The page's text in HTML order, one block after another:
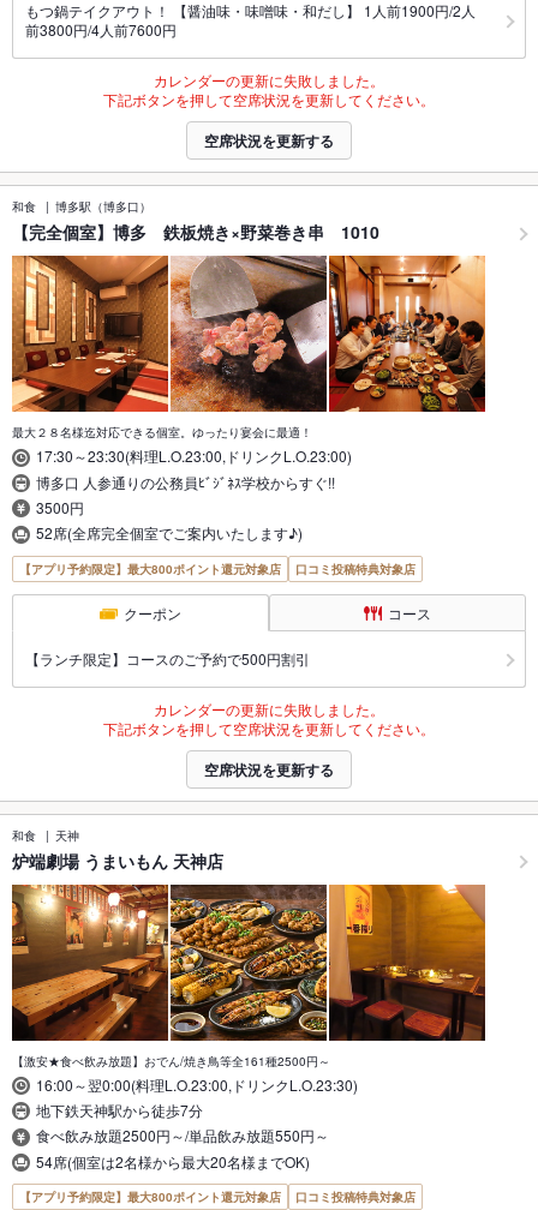
もつ鍋テイクアウト！ 【醤油味・味噌味・和だし】 1人前1900円/2人
前3800円/4人前7600円
カレンダーの更新に失敗しました。
下記ボタンを押して空席状況を更新してください。
空席状況を更新する
和食 博多駅（博多口）
【完全個室】博多 鉄板焼き×野菜巻き串 1010
最大２８名様迄対応できる個室。ゆったり宴会に最適！
17:30～23:30(料理L.O.23:00,ドリンクL.O.23:00)
博多口 人参通りの公務員ﾋﾞｼﾞﾈｽ学校からすぐ!!
3500円
52席(全席完全個室でご案内いたします♪)
【アプリ予約限定】最大800ポイント還元対象店 口コミ投稿特典対象店
クーポン コース
【ランチ限定】コースのご予約で500円割引
カレンダーの更新に失敗しました。
下記ボタンを押して空席状況を更新してください。
空席状況を更新する
和食 天神
炉端劇場 うまいもん 天神店
【激安★食べ飲み放題】おでん/焼き鳥等全161種2500円～
16:00～翌0:00(料理L.O.23:00,ドリンクL.O.23:30)
地下鉄天神駅から徒歩7分
食べ飲み放題2500円～/単品飲み放題550円～
54席(個室は2名様から最大20名様までOK)
【アプリ予約限定】最大800ポイント還元対象店 口コミ投稿特典対象店